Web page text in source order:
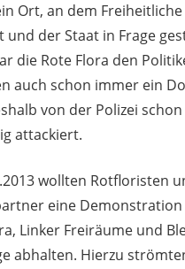
Ort, an dem Freiheitliche
und der Staat in Frage
die Rote Flora den
auch schon immer ein
von der Polizei
attackiert.
wollten Rotfloristen
eine
Linker Freiräume und
abhalten. Hierzu